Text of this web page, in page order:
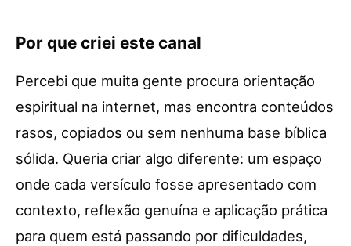
Por que criei este canal
Percebi que muita gente procura orientação
espiritual na internet, mas encontra conteúdos
rasos, copiados ou sem nenhuma base bíblica
sólida. Queria criar algo diferente: um espaço
onde cada versículo fosse apresentado com
contexto, reflexão genuína e aplicação prática
para quem está passando por dificuldades,